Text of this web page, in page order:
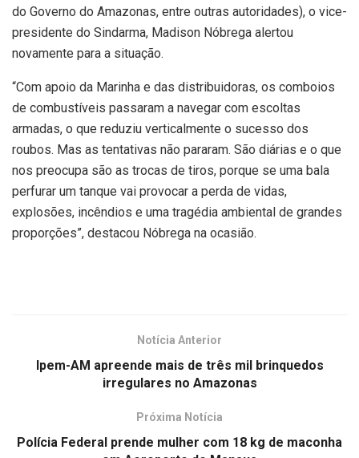
do Governo do Amazonas, entre outras autoridades), o vice-
presidente do Sindarma, Madison Nóbrega alertou
novamente para a situação.
“Com apoio da Marinha e das distribuidoras, os comboios
de combustíveis passaram a navegar com escoltas
armadas, o que reduziu verticalmente o sucesso dos
roubos. Mas as tentativas não pararam. São diárias e o que
nos preocupa são as trocas de tiros, porque se uma bala
perfurar um tanque vai provocar a perda de vidas,
explosões, incêndios e uma tragédia ambiental de grandes
proporções”, destacou Nóbrega na ocasião.
Notícia Anterior
Ipem-AM apreende mais de três mil brinquedos
irregulares no Amazonas
Próxima Notícia
Polícia Federal prende mulher com 18 kg de maconha